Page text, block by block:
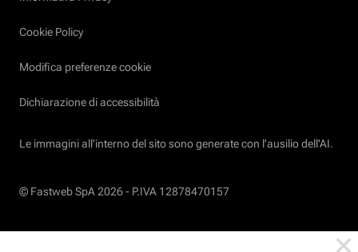
Cookie Policy
Modifica preferenze cookie
Dichiarazione di accessibilità
Le immagini all’interno del sito sono generate con l'ausilio dell'AI.
© Fastweb SpA 2026 - P.IVA 12878470157